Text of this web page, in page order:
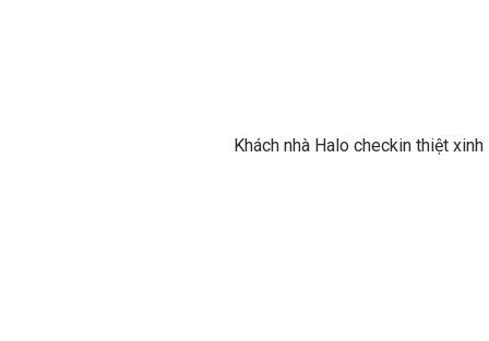
Khách nhà Halo checkin thiệt xinh